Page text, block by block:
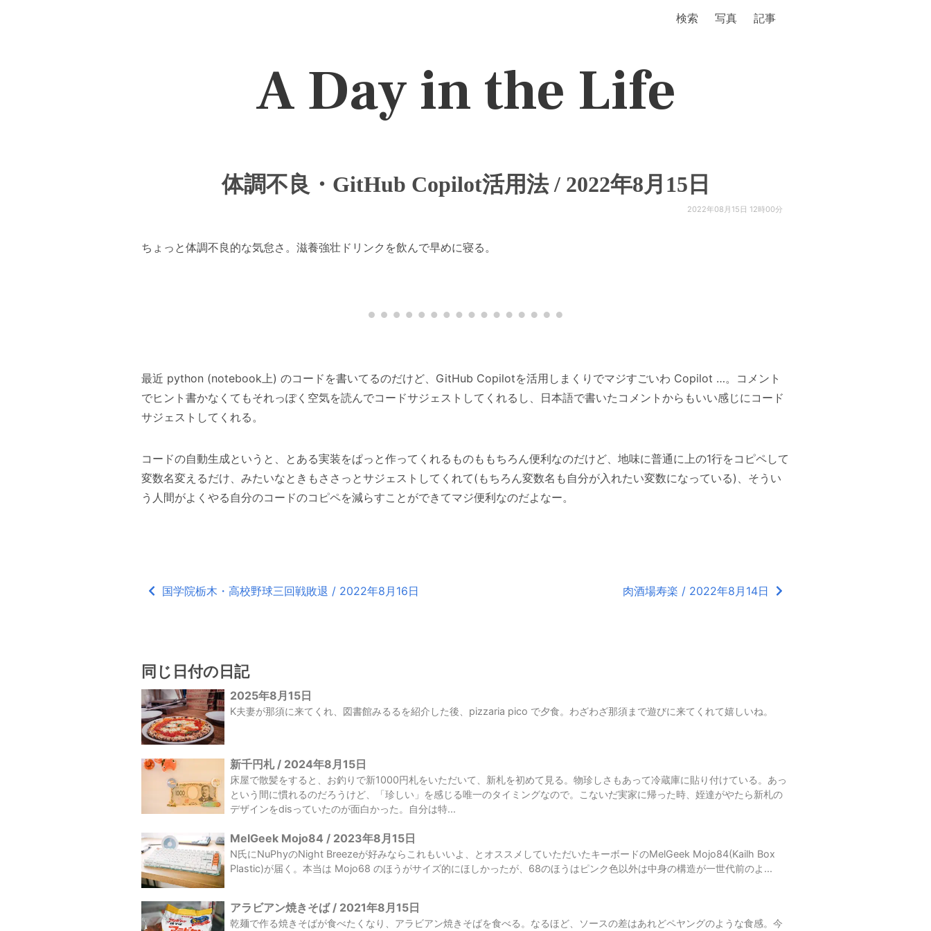
検索 写真 記事
A Day in the Life
体調不良・GitHub Copilot活用法 / 2022年8月15日
2022年08月15日 12時00分
ちょっと体調不良的な気怠さ。滋養強壮ドリンクを飲んで早めに寝る。
最近 python (notebook上) のコードを書いてるのだけど、GitHub Copilotを活用しまくりでマジすごいわ Copilot …。コメント
でヒント書かなくてもそれっぽく空気を読んでコードサジェストしてくれるし、日本語で書いたコメントからもいい感じにコード
サジェストしてくれる。
コードの自動生成というと、とある実装をぱっと作ってくれるものももちろん便利なのだけど、地味に普通に上の1行をコピペして
変数名変えるだけ、みたいなときもささっとサジェストしてくれて(もちろん変数名も自分が入れたい変数になっている)、そうい
う人間がよくやる自分のコードのコピペを減らすことができてマジ便利なのだよなー。
国学院栃木・高校野球三回戦敗退 / 2022年8月16日 肉酒場寿楽 / 2022年8月14日
同じ日付の日記
2025年8月15日
K夫妻が那須に来てくれ、図書館みるるを紹介した後、pizzaria pico で夕食。わざわざ那須まで遊びに来てくれて嬉しいね。
新千円札 / 2024年8月15日
床屋で散髪をすると、お釣りで新1000円札をいただいて、新札を初めて見る。物珍しさもあって冷蔵庫に貼り付けている。あっ
という間に慣れるのだろうけど、「珍しい」を感じる唯一のタイミングなので。こないだ実家に帰った時、姪達がやたら新札の
デザインをdisっていたのが面白かった。自分は特...
MelGeek Mojo84 / 2023年8月15日
N氏にNuPhyのNight Breezeが好みならこれもいいよ、とオススメしていただいたキーボードのMelGeek Mojo84(Kailh Box
Plastic)が届く。本当は Mojo68 のほうがサイズ的にほしかったが、68のほうはピンク色以外は中身の構造が一世代前のよ...
アラビアン焼きそば / 2021年8月15日
乾麺で作る焼きそばが食べたくなり、アラビアン焼きそばを食べる。なるほど、ソースの差はあれどペヤングのような食感。今